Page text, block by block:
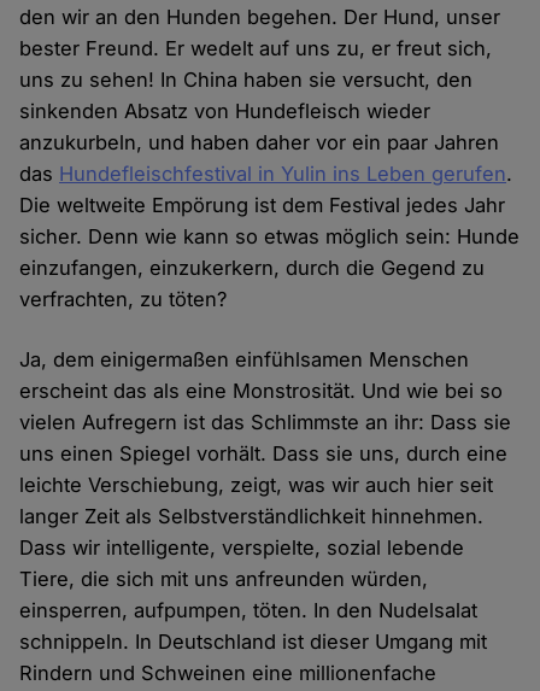
den wir an den Hunden begehen. Der Hund, unser
bester Freund. Er wedelt auf uns zu, er freut sich,
uns zu sehen! In China haben sie versucht, den
sinkenden Absatz von Hundefleisch wieder
anzukurbeln, und haben daher vor ein paar Jahren
das Hundefleischfestival in Yulin ins Leben gerufen.
Die weltweite Empörung ist dem Festival jedes Jahr
sicher. Denn wie kann so etwas möglich sein: Hunde
einzufangen, einzukerkern, durch die Gegend zu
verfrachten, zu töten?
Ja, dem einigermaßen einfühlsamen Menschen
erscheint das als eine Monstrosität. Und wie bei so
vielen Aufregern ist das Schlimmste an ihr: Dass sie
uns einen Spiegel vorhält. Dass sie uns, durch eine
leichte Verschiebung, zeigt, was wir auch hier seit
langer Zeit als Selbstverständlichkeit hinnehmen.
Dass wir intelligente, verspielte, sozial lebende
Tiere, die sich mit uns anfreunden würden,
einsperren, aufpumpen, töten. In den Nudelsalat
schnippeln. In Deutschland ist dieser Umgang mit
Rindern und Schweinen eine millionenfache